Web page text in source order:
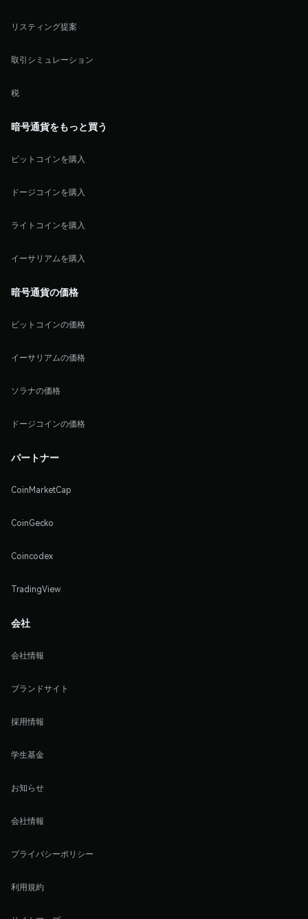
リスティング提案
取引シミュレーション
税
暗号通貨をもっと買う
ビットコインを購入
ドージコインを購入
ライトコインを購入
イーサリアムを購入
暗号通貨の価格
ビットコインの価格
イーサリアムの価格
ソラナの価格
ドージコインの価格
パートナー
CoinMarketCap
CoinGecko
Coincodex
TradingView
会社
会社情報
ブランドサイト
採用情報
学生基金
お知らせ
会社情報
プライバシーポリシー
利用規約